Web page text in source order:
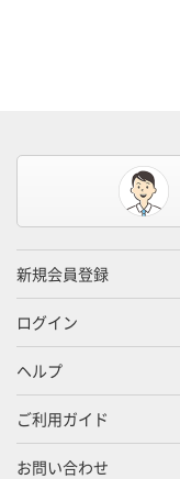
新規会員登録
ログイン
ヘルプ
ご利用ガイド
お問い合わせ